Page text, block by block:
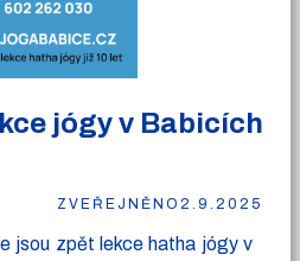
jógy v Babicích
ZVEŘEJNĚNO 2.9.2025
jsou zpět lekce hatha jógy v